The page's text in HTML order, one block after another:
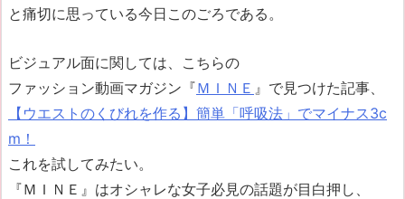
と痛切に思っている今日このごろである。
ビジュアル面に関しては、こちらの
ファッション動画マガジン『ＭＩＮＥ 』で見つけた記事、
【ウエストのくびれを作る】簡単「呼吸法」でマイナス3c
m！
これを試してみたい。
『ＭＩＮＥ』はオシャレな女子必見の話題が目白押し、